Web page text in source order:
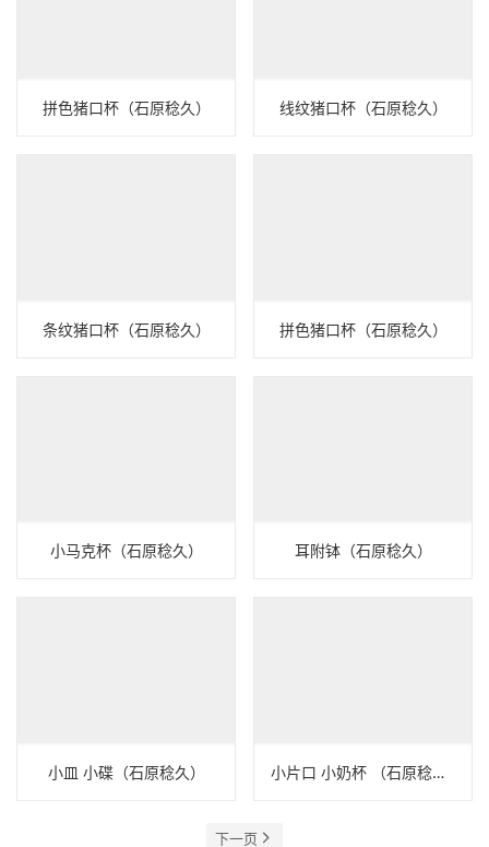
拼色猪口杯（石原稔久） 线纹猪口杯（石原稔久）
条纹猪口杯（石原稔久） 拼色猪口杯（石原稔久）
小马克杯（石原稔久） 耳附钵（石原稔久）
小皿 小碟（石原稔久） 小片口 小奶杯 （石原稔久）
下一页